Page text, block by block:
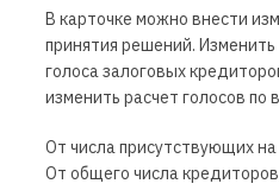
В карточке можно внести
принятия решений.
голоса залоговых
изменить расчет голосов по
От числа присутствующих
От общего числа